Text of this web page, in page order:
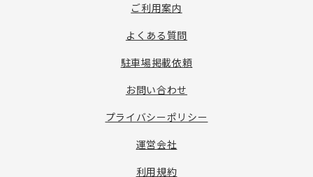
ご利用案内
よくある質問
駐車場掲載依頼
お問い合わせ
プライバシーポリシー
運営会社
利用規約